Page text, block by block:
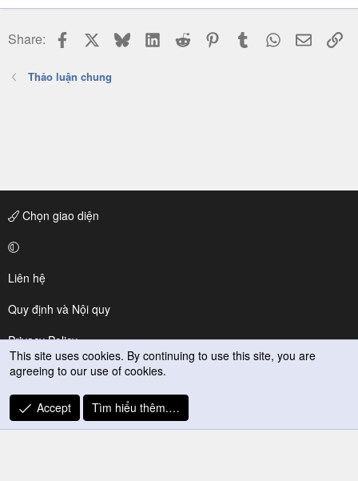
Share: Facebook BlueskyLinkedIn
Reddit PinterestTumblr WhatsApp
Email
Thảo luận chung
Chọn giao diện
Liên hệ
Quy định và Nội quy
Privacy Policy
Trợ giúp
R
S
This site uses cookies. By continuing to use this site, you are
agreeing to our use of cookies.
Accept Tìm hiểu thêm.…